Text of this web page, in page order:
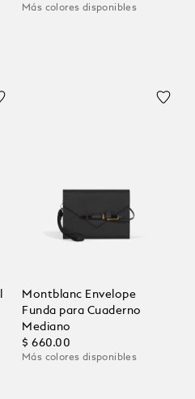
Más colores disponibles
Montblanc Envelope
Funda para Cuaderno
Mediano
$ 660.00
Más colores disponibles